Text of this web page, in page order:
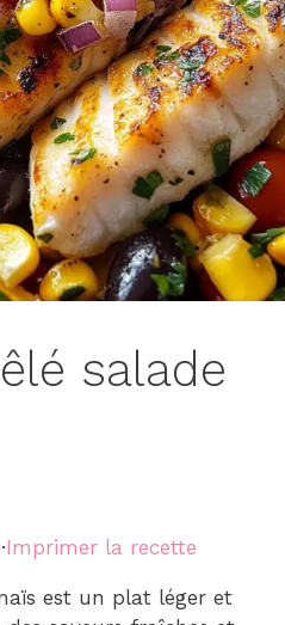
salade
·Imprimer la recette
est un plat léger et